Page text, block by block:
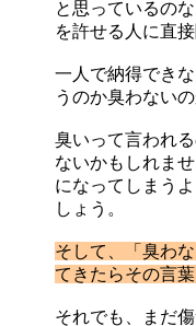
と思っているの
を許せる人に直
一人で納得でき
うのか臭わない
臭いって言われ
ないかもしれま
になってしまう
しょう。
そして、「臭わ
てきたらその言
それでも、まだ